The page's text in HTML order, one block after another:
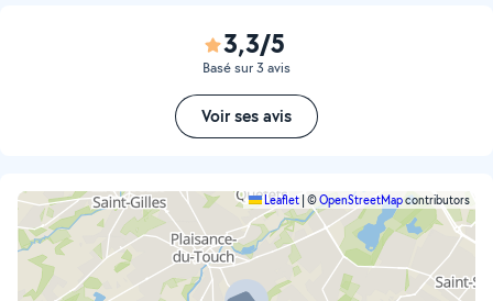
3,3/5
Basé sur 3 avis
Voir ses avis
Leaflet ©OpenStreetMapcontributors